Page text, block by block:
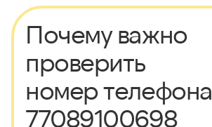
Почему важно
проверить
номер телефона
77089100698